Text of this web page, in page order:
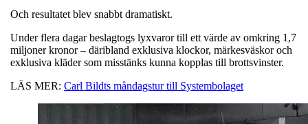
Och resultatet blev snabbt dramatiskt.
Under flera dagar beslagtogs lyxvaror till ett värde av omkring 1,7
miljoner kronor – däribland exklusiva klockor, märkesväskor och
exklusiva kläder som misstänks kunna kopplas till brottsvinster.
LÄS MER: Carl Bildts måndagstur till Systembolaget